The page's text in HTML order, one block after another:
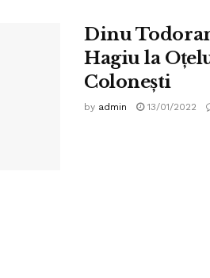
Dinu
Hagiu la
Colonești
by admin 13/01/2022